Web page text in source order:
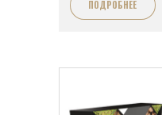
ПОДРОБНЕЕ